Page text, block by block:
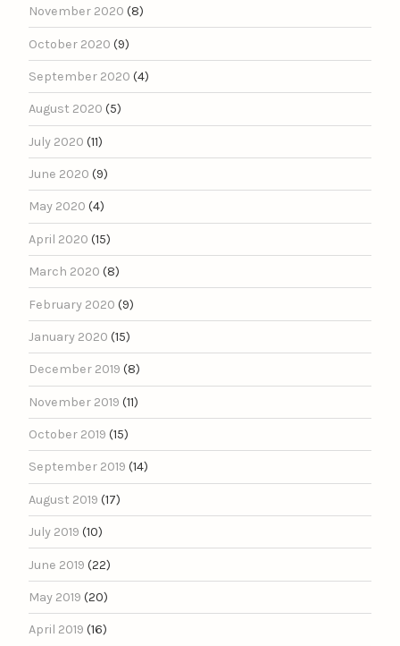
November 2020 (8)
October 2020 (9)
September 2020 (4)
August 2020 (5)
July 2020 (11)
June 2020 (9)
May 2020 (4)
April 2020 (15)
March 2020 (8)
February 2020 (9)
January 2020 (15)
December 2019 (8)
November 2019 (11)
October 2019 (15)
September 2019 (14)
August 2019 (17)
July 2019 (10)
June 2019 (22)
May 2019 (20)
April 2019 (16)